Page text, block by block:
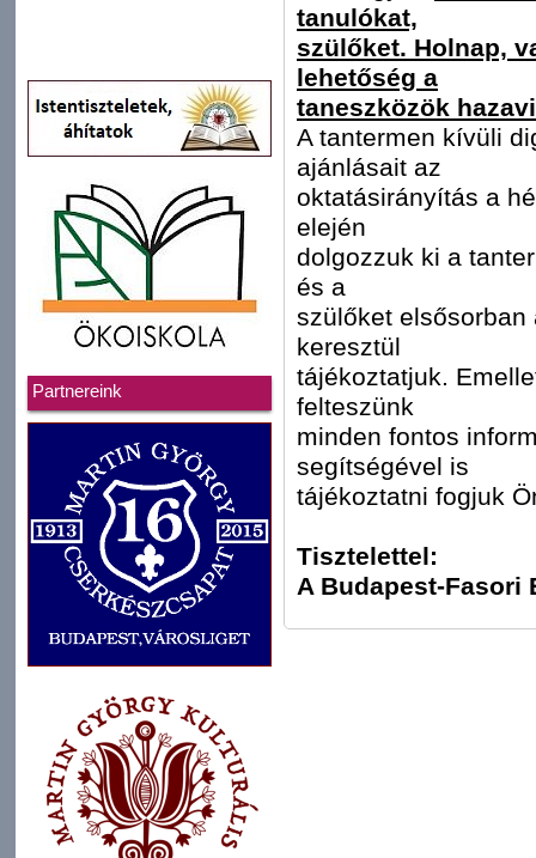
Partnereink
tanulókat,
szülőket. Holnap,
lehetőség a
taneszközök
A tantermen kívüli
ajánlásait az
oktatásirányítás a
elején
dolgozzuk ki a
és a
szülőket
keresztül
tájékoztatjuk.
felteszünk
minden fontos
segítségével is
tájékoztatni fogjuk
Tisztelettel:
A Budapest-Fasori